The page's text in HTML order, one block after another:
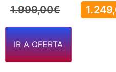
1.999,00€
IR A OFERTA